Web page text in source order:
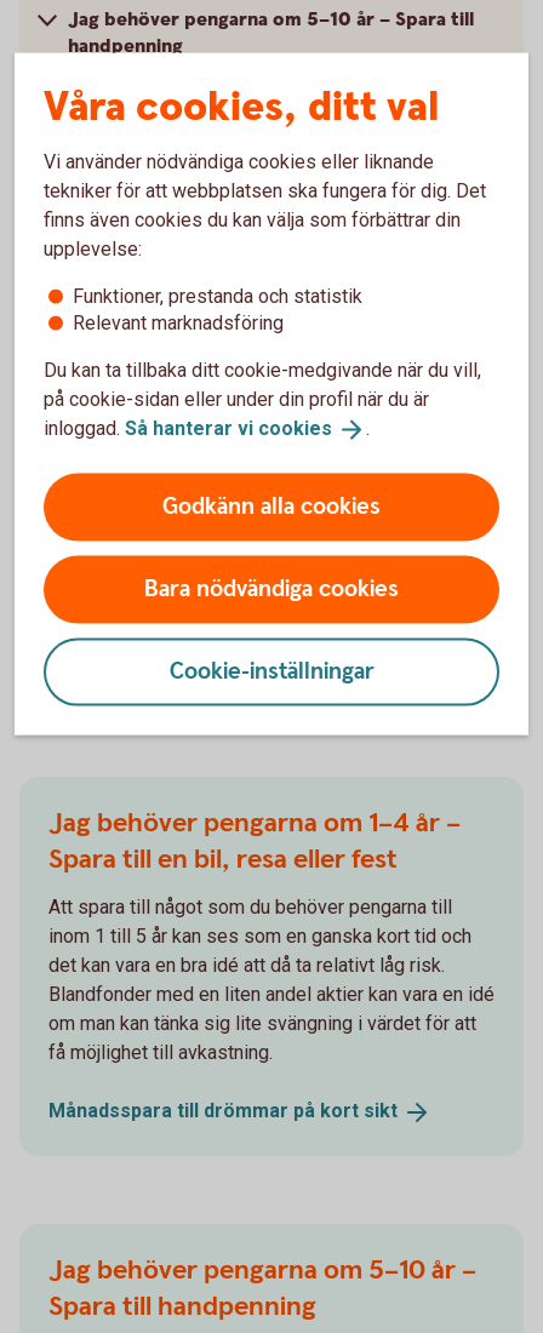
Jag behöver pengarna om 5–10 år – Spara till
handpenning
Jag behöver pengarna om mer än 10 år – Spara
Jag behöver pengarna om 1-2 år –
Spara till buffert
tandläkarbesök eller en trasig diskmaskin är det bra
att ha en buffert, gärna två månadslöner efter skatt.
Eftersom du kan behöva pengarna snabbt bör du ta
en låg risk när du sparar till buffet. Det smidigaste är
att spara på ett konto.
Månadsspara tillbuffert
Jag behöver pengarna om 1–4 år –
Spara till en bil, resa eller fest
Att spara till något som du behöver pengarna till
inom 1 till 5 år kan ses som en ganska kort tid och
det kan vara en bra idé att då ta relativt låg risk.
Blandfonder med en liten andel aktier kan vara en idé
om man kan tänka sig lite svängning i värdet för att
få möjlighet till avkastning.
Månadsspara till drömmar på kort sikt
Jag behöver pengarna om 5–10 år –
Spara till handpenning
Våra cookies, ditt val
Vi använder nödvändiga cookies eller liknande
tekniker för att webbplatsen ska fungera för dig. Det
finns även cookies du kan välja som förbättrar din
upplevelse:
Funktioner, prestanda och statistik
Relevant marknadsföring
Du kan ta tillbaka ditt cookie-medgivande när du vill,
på cookie-sidan eller under din profil när du är
inloggad. Så hanterar vi cookies .
Godkänn alla cookies
Bara nödvändiga cookies
Cookie-inställningar